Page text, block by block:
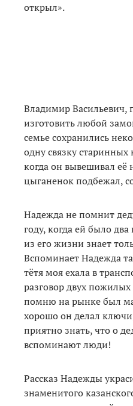
открыл».
Владимир Васильевич,
изготовить любой
семье сохранились
одну связку
когда он вывешивал её
цыганенок подбежал,
Надежда не помнит
году, когда ей было
из его жизни знает
Вспоминает Надежда
тётя моя ехала в
разговор двух
помню на рынке был
хорошо он делал
приятно знать, что о
вспоминают люди!
Рассказ Надежды
знаменитого